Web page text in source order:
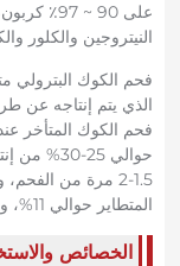
النيتروجين والكلور
فحم الكوك البترولي
الذي يتم إنتاجه عن
فحم الكوك المتأخر
حوالي 25-
المتطاير حوالي 11%، والجودة قريبة من الجمرة الخبيثة.
الخصائص